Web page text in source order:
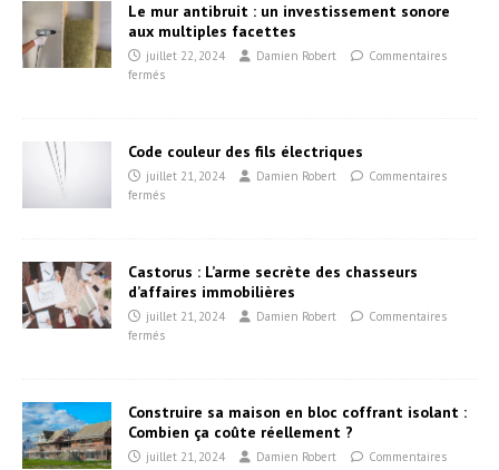
Le mur antibruit : un investissement sonore
aux multiples facettes
juillet 22, 2024 Damien Robert
Commentaires
fermés
Code couleur des fils électriques
juillet 21, 2024 Damien Robert
Commentaires
fermés
Castorus : L’arme secrète des chasseurs
d’affaires immobilières
juillet 21, 2024 Damien Robert
Commentaires
fermés
Construire sa maison en bloc coffrant isolant :
Combien ça coûte réellement ?
juillet 21, 2024 Damien Robert
Commentaires